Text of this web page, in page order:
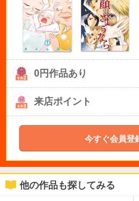
0円作品あり
来店ポイント
今すぐ会員登
他の作品も探してみる